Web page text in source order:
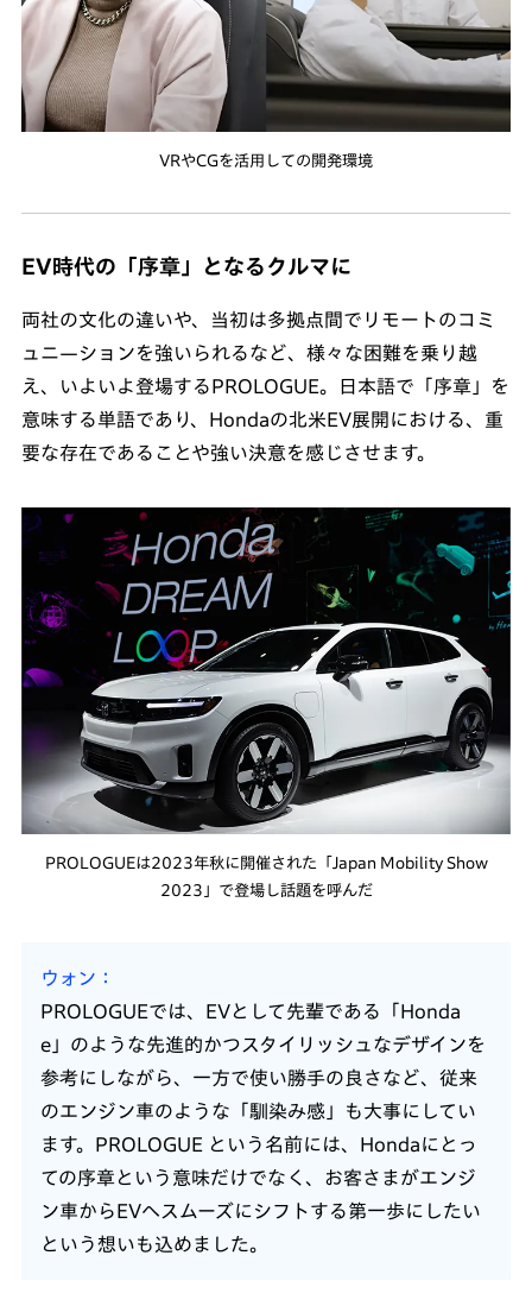
VRやCGを活用しての開発環境
EV時代の「序章」となるクルマに
両社の文化の違いや、当初は多拠点間でリモートのコミ
ュニ—ションを強いられるなど、様々な困難を乗り越
え、いよいよ登場するPROLOGUE。日本語で「序章」を
意味する単語であり、Hondaの北米EV展開における、重
要な存在であることや強い決意を感じさせます。
PROLOGUEは2023年秋に開催された「Japan Mobility Show
2023」で登場し話題を呼んだ
ウォン
PROLOGUEでは、EVとして先輩である「Honda
e」のような先進的かつスタイリッシュなデザインを
参考にしながら、一方で使い勝手の良さなど、従来
のエンジン車のような「馴染み感」も大事にしてい
ます。PROLOGUE という名前には、Hondaにとっ
ての序章という意味だけでなく、お客さまがエンジ
ン車からEVへスムーズにシフトする第一歩にしたい
という想いも込めました。